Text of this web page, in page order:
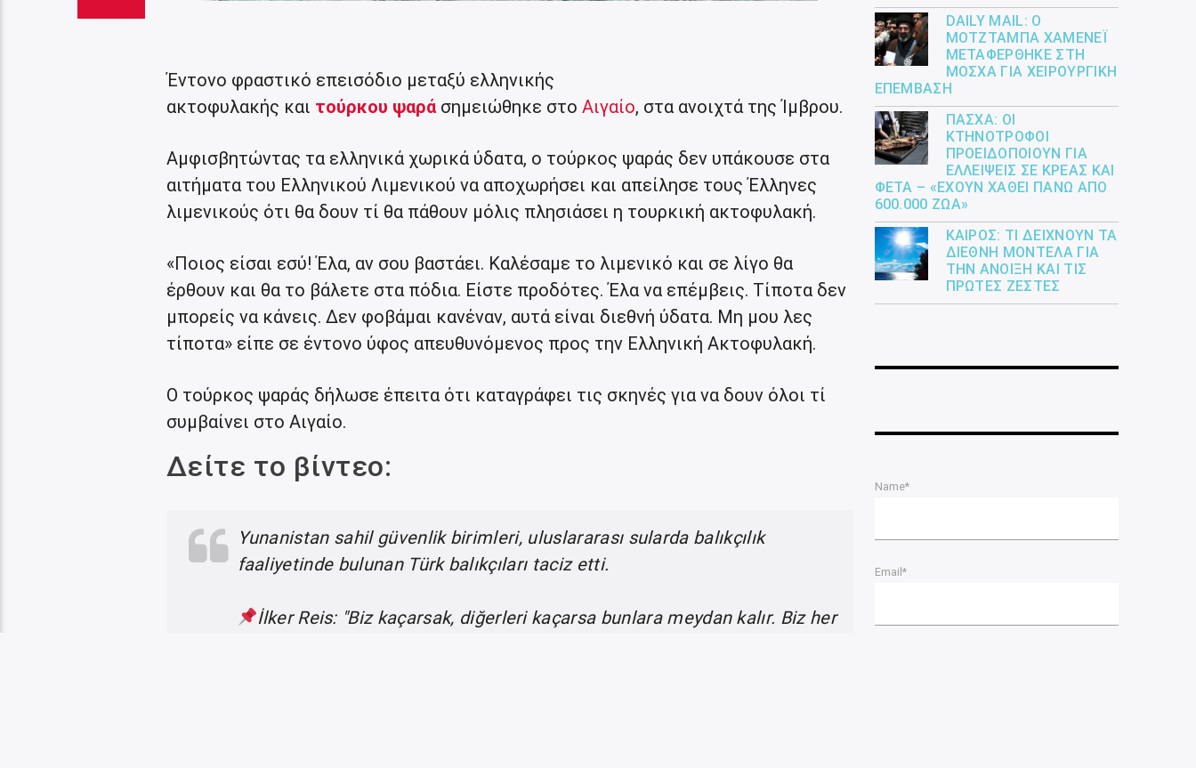
Έντονο φραστικό επεισόδιο μεταξύ ελληνικής
ακτοφυλακής και τούρκου ψαράσημειώθηκε στο Αιγαίο, στα ανοιχτά της Ίμβρου.
Αμφισβητώντας τα ελληνικά χωρικά ύδατα, ο τούρκος ψαράς δεν υπάκουσε στα
αιτήματα του Ελληνικού Λιμενικού να αποχωρήσει και απείλησε τους Έλληνες
λιμενικούς ότι θα δουν τί θα πάθουν μόλις πλησιάσει η τουρκική ακτοφυλακή.
«Ποιος είσαι εσύ! Έλα, αν σου βαστάει. Καλέσαμε το λιμενικό και σε λίγο θα
έρθουν και θα το βάλετε στα πόδια. Είστε προδότες. Έλα να επέμβεις. Τίποτα δεν
μπορείς να κάνεις. Δεν φοβάμαι κανέναν, αυτά είναι διεθνή ύδατα. Μη μου λες
τίποτα» είπε σε έντονο ύφος απευθυνόμενος προς την Ελληνική Ακτοφυλακή.
Ο τούρκος ψαράς δήλωσε έπειτα ότι καταγράφει τις σκηνές για να δουν όλοι τί
συμβαίνει στο Αιγαίο.
Δείτε το βίντεο:
Yunanistan sahil güvenlik birimleri, uluslararası sularda balıkçılık
faaliyetinde bulunan Türk balıkçıları taciz etti.
İlker Reis: "Biz kaçarsak, diğerleri kaçarsa bunlara meydan kalır. Biz her
DAILY MAIL: Ο
ΜΟΤΖΤΆΜΠΑ ΧΑΜΕΝΕΪ́
ΜΕΤΑΦΈΡΘΗΚΕ ΣΤΗ
ΜΌΣΧΑ ΓΙΑ ΧΕΙΡΟΥΡΓΙΚΉ
ΕΠΈΜΒΑΣΗ
ΠΆΣΧΑ: ΟΙ
ΚΤΗΝΟΤΡΌΦΟΙ
ΠΡΟΕΙΔΟΠΟΙΟΎΝ ΓΙΑ
ΕΛΛΕΊΨΕΙΣ ΣΕ ΚΡΈΑΣ ΚΑΙ
ΦΈΤΑ – «ΈΧΟΥΝ ΧΑΘΕΊ ΠΆΝΩ ΑΠΌ
600.000 ΖΏΑ»
ΚΑΙΡΌΣ: ΤΙ ΔΕΊΧΝΟΥΝ ΤΑ
ΔΙΕΘΝΉ ΜΟΝΤΈΛΑ ΓΙΑ
ΤΗΝ ΆΝΟΙΞΗ ΚΑΙ ΤΙΣ
ΠΡΏΤΕΣ ΖΈΣΤΕΣ
Name*
Email*